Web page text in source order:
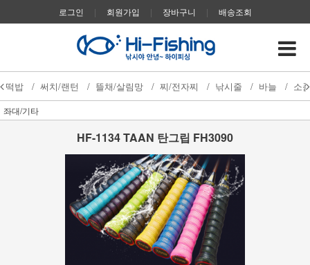
로그인 | 회원가입 | 장바구니 | 배송조회
떡밥 / 써치/랜턴 / 뜰채/살림망 / 찌/전자찌 / 낚시줄 / 바늘 / 소
좌대/기타
HF-1134 TAAN 탄그립 FH3090